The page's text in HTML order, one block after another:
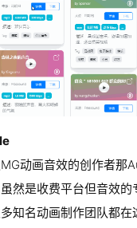
动画音效的创作者那
然是收费平台但音效的
知名动画制作团队都在